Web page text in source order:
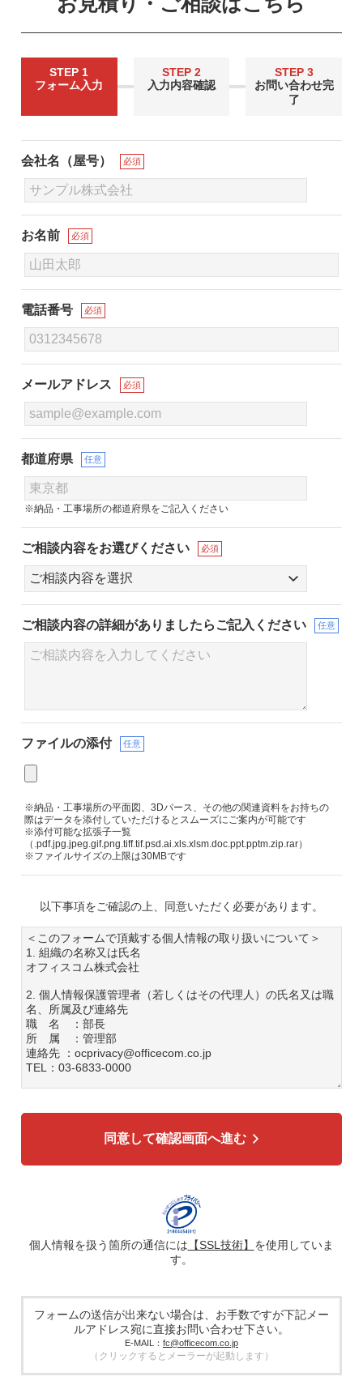
STEP 1
フォーム入力
STEP 2
入力内容確認
STEP 3
お問い合わせ完
了
会社名（屋号） 必須
お名前 必須
電話番号 必須
メールアドレス 必須
都道府県 任意
※納品・工事場所の都道府県をご記入ください
ご相談内容をお選びください 必須
ご相談内容の詳細がありましたらご記入ください 任意
ファイルの添付 任意
※納品・工事場所の平面図、3Dパース、その他の関連資料をお持ちの
際はデータを添付していただけるとスムーズにご案内が可能です
※添付可能な拡張子一覧
（.pdf.jpg.jpeg.gif.png.tiff.tif.psd.ai.xls.xlsm.doc.ppt.pptm.zip.rar）
※ファイルサイズの上限は30MBです
以下事項をご確認の上、同意いただく必要があります。
＜このフォームで頂戴する個人情報の取り扱いについて＞
1. 組織の名称又は氏名
オフィスコム株式会社
2. 個人情報保護管理者（若しくはその代理人）の氏名又は職
名、所属及び連絡先
職 名 ：部長
所 属 ：管理部
連絡先 ：ocprivacy@officecom.co.jp
TEL：03-6833-0000
広告配信の効率化、マーケティング活動などのために、氏
を、ハッシュ化などの適切なセキュリティ対策を施した上
で、広告配信サービス提供事業者に提供する場合がありま
す。提供した個人情報は、広告配信サービス提供事業者のプ
ライバシーポリシーに基づき取り扱われます。
5. 個人情報の取り扱い業務の委託
場合があります。その際、弊社は、個人情報を適切に保護で
きる管理体制を敷き実行していることを条件として委託先を
厳選したうえで、機密保持契約を委託先と締結し、お客様の
個人情報を厳密に管理させます。
同意して確認画面へ進む
個人情報を扱う箇所の通信には 【SSL技術】 を使用していま
す。
フォームの送信が出来ない場合は、お手数ですが下記メー
ルアドレス宛に直接お問い合わせ下さい。
E-MAIL： fc@officecom.co.jp
（クリックするとメーラーが起動します）